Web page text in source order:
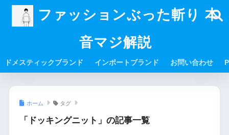
ファッションぶった斬り 本
音マジ解説
ドメスティックブランド インポートブランド お問い合わせ
ホーム タグ
「ドッキングニット」の記事一覧